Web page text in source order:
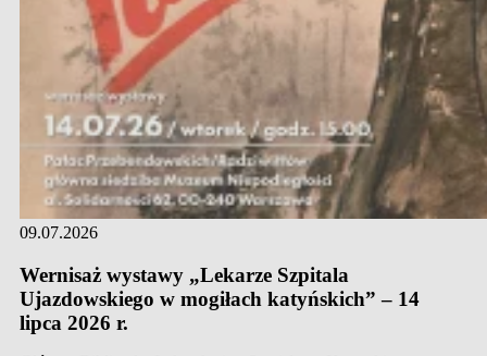
09.07.2026
Wernisaż wystawy „Lekarze Szpitala
Ujazdowskiego w mogiłach katyńskich” – 14
lipca 2026 r.